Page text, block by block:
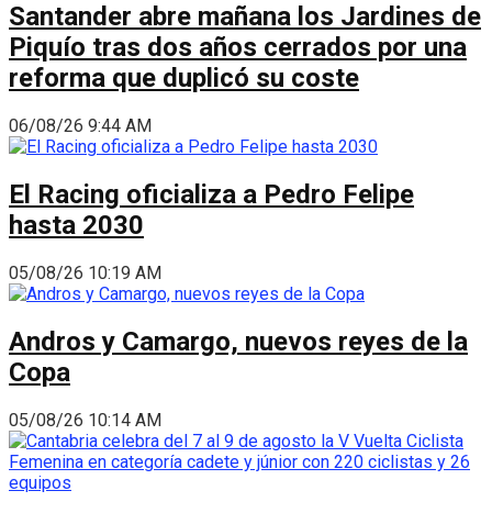
Santander abre mañana los Jardines de
Piquío tras dos años cerrados por una
reforma que duplicó su coste
06/08/26 9:44 AM
El Racing oficializa a Pedro Felipe
hasta 2030
05/08/26 10:19 AM
Andros y Camargo, nuevos reyes de la
Copa
05/08/26 10:14 AM